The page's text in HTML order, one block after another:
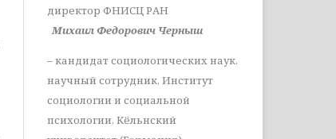
директор ФНИСЦ РАН
Михаил Федорович Черныш
– кандидат социологических наук,
научный сотрудник, Институт
социологии и социальной
психологии, Кёльнский